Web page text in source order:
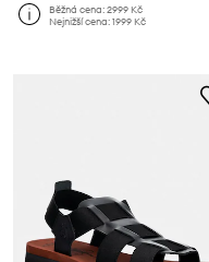
Běžná cena:2999 Kč
Nejnižší cena:1999 Kč